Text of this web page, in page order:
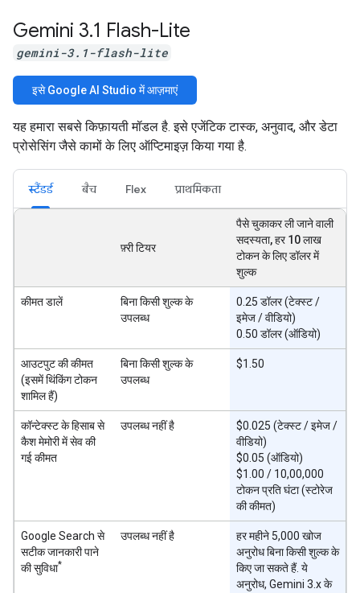
Gemini 3.1 Flash-Lite
gemini-3.1-flash-lite
इसे Google AI Studio में आज़माएं
यह हमारा सबसे किफ़ायती मॉडल है. इसे एजेंटिक टास्क, अनुवाद, और डेटा
प्रोसेसिंग जैसे कामों के लिए ऑप्टिमाइज़ किया गया है.
स्टैंडर्ड बैच Flex प्राथमिकता
फ़्री टियर
पैसे चुकाकर ली जाने वाली
सदस्यता, हर 10 लाख
टोकन के लिए डॉलर में
शुल्क
कीमत डालें
बिना किसी शुल्क के
उपलब्ध
0.25 डॉलर (टेक्स्ट /
इमेज / वीडियो)
0.50 डॉलर (ऑडियो)
आउटपुट की कीमत
(इसमें थिंकिंग टोकन
शामिल हैं)
बिना किसी शुल्क के
उपलब्ध
$1.50
कॉन्टेक्स्ट के हिसाब से
कैश मेमोरी में सेव की
गई कीमत
उपलब्ध नहीं है
$0.025 (टेक्स्ट / इमेज /
वीडियो)
$0.05 (ऑडियो)
$1.00 / 10,00,000
टोकन प्रति घंटा (स्टोरेज
की कीमत)
Google Search से
सटीक जानकारी पाने
की सुविधा*
उपलब्ध नहीं है
हर महीने 5,000 खोज
अनुरोध बिना किसी शुल्क के
किए जा सकते हैं. ये
अनुरोध, Gemini 3.x के